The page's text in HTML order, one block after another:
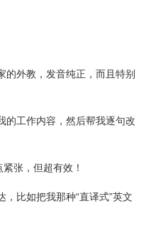
的外教，发音纯正，而且特别
的工作内容，然后帮我逐句改
张，但超有效！
比如把我那种“直译式”英文